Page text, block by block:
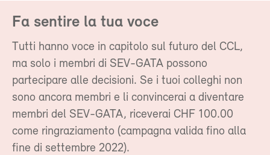
Fa sentire la tua voce
Tutti hanno voce in capitolo sul futuro del CCL,
ma solo i membri di SEV-GATA possono
partecipare alle decisioni. Se i tuoi colleghi non
sono ancora membri e li convincerai a diventare
membri del SEV-GATA, riceverai CHF 100.00
come ringraziamento (campagna valida fino alla
fine di settembre 2022).